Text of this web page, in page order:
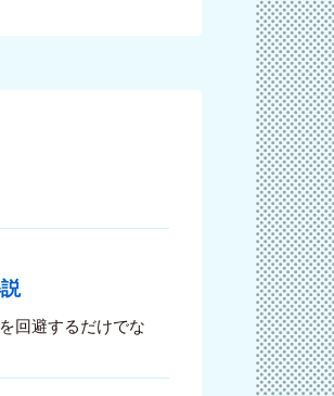
回避するだけでな